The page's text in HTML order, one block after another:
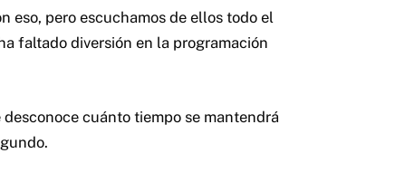
eso, pero escuchamos de ellos todo el
faltado diversión en la programación
cuánto tiempo se mantendrá